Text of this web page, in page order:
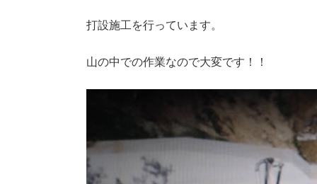
打設施工を行っています。
山の中での作業なので大変です！！